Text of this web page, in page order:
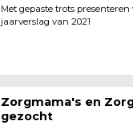
Met gepaste trots
jaarverslag van 2021
Zorgmama's en
gezocht